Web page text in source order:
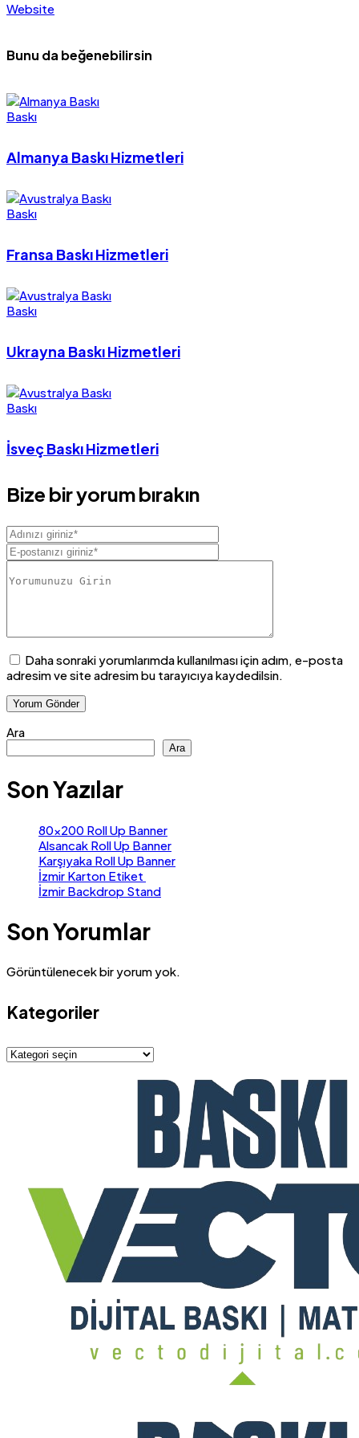
Website
Bunu da beğenebilirsin
Baskı
Almanya Baskı Hizmetleri
Baskı
Fransa Baskı Hizmetleri
Baskı
Ukrayna Baskı Hizmetleri
Baskı
İsveç Baskı Hizmetleri
Bize bir yorum bırakın
Daha sonraki yorumlarımda kullanılması için adım, e-posta
adresim ve site adresim bu tarayıcıya kaydedilsin.
Ara
Ara
Son Yazılar
80×200 Roll Up Banner
Alsancak Roll Up Banner
Karşıyaka Roll Up Banner
İzmir Karton Etiket
İzmir Backdrop Stand
Son Yorumlar
Görüntülenecek bir yorum yok.
Kategoriler
Kategoriler